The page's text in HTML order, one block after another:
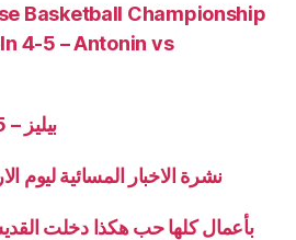
Basketball Championship
4-5 – Antonin vs
Minal – 11/06/2025 – بيليز
نشرة الاخبار المسائية ليوم الاربعاء 11
بأعمال كلها حب هكذا دخلت